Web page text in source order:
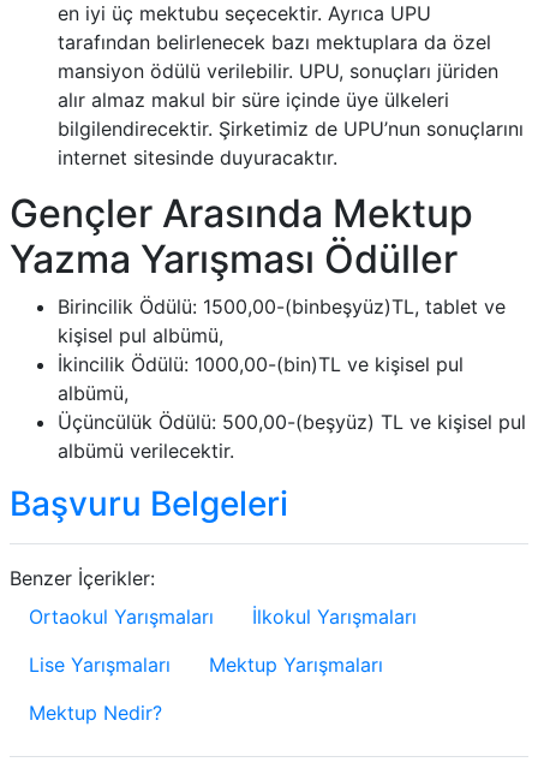
en iyi üç mektubu seçecektir. Ayrıca UPU
tarafından belirlenecek bazı mektuplara da özel
mansiyon ödülü verilebilir. UPU, sonuçları jüriden
alır almaz makul bir süre içinde üye ülkeleri
bilgilendirecektir. Şirketimiz de UPU’nun sonuçlarını
internet sitesinde duyuracaktır.
Gençler Arasında Mektup
Yazma Yarışması Ödüller
Birincilik Ödülü: 1500,00-(binbeşyüz)TL, tablet ve
kişisel pul albümü,
İkincilik Ödülü: 1000,00-(bin)TL ve kişisel pul
albümü,
Üçüncülük Ödülü: 500,00-(beşyüz) TL ve kişisel pul
albümü verilecektir.
Başvuru Belgeleri
Benzer İçerikler:
Ortaokul Yarışmaları
İlkokul Yarışmaları
Lise Yarışmaları
Mektup Yarışmaları
Mektup Nedir?